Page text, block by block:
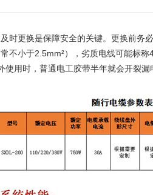
时更换是保障安全的关键。更换前务
不小于2.5mm²），劣质电线可能标
用时，普通电工胶带半年就会开裂漏